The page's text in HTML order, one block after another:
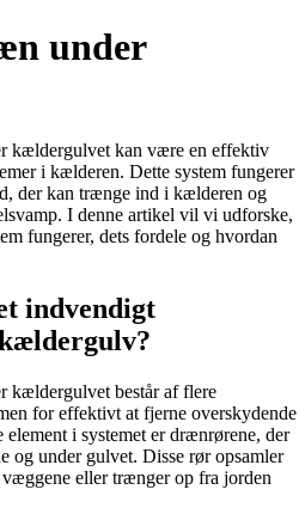
under
kældergulvet kan være en effektiv
i kælderen. Dette system fungerer
der kan trænge ind i kælderen og
I denne artikel vil vi udforske,
fungerer, dets fordele og hvordan
indvendigt
kældergulvet består af flere
for effektivt at fjerne overskydende
i systemet er drænrørene, der
og under gulvet. Disse rør opsamler
eller trænger op fra jorden